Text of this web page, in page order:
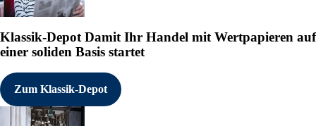
Kostenloser Abdruck mit
Klassik-DepotDamit Ihr Handel mit Wertpapieren auf
einer soliden Basis startet
Zum Klassik-Depot